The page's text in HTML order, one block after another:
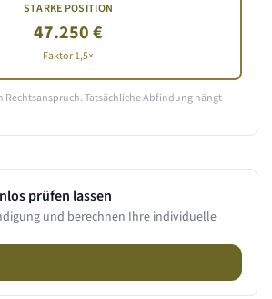
STARKE POSITION
47.250 €
Faktor 1,5×
Rechtsanspruch. Tatsächliche Abfindung hängt
prüfen lassen
und berechnen Ihre individuelle